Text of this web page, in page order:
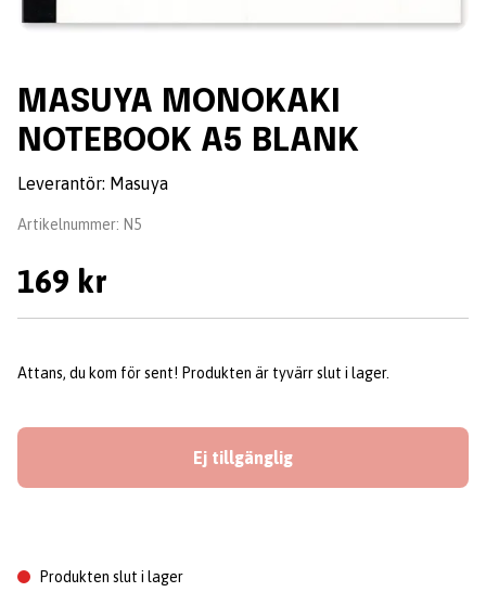
MASUYA MONOKAKI
NOTEBOOK A5 BLANK
Leverantör: Masuya
Artikelnummer: N5
169 kr
Attans, du kom för sent! Produkten är tyvärr slut i lager.
Ej tillgänglig
Produkten slut i lager